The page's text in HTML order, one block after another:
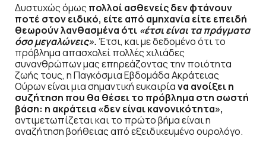
Δυστυχώς όμως πολλοί ασθενείς δεν φτάνουν
ποτέ στον ειδικό, είτε από αμηχανία είτε επειδή
θεωρούν λανθασμένα ότι «έτσι είναι τα πράγματα
όσο μεγαλώνεις». Έτσι, και με δεδομένο ότι το
πρόβλημα απασχολεί πολλές χιλιάδες
συνανθρώπων μας επηρεάζοντας την ποιότητα
ζωής τους, η Παγκόσμια Εβδομάδα Ακράτειας
Ούρων είναι μια σημαντική ευκαιρίανα ανοίξει η
συζήτηση που θα θέσει το πρόβλημα στη σωστή
βάση: η ακράτεια «δεν είναι κανονικότητα»,
αντιμετωπίζεται και το πρώτο βήμα είναι η
αναζήτηση βοήθειας από εξειδικευμένο ουρολόγο.